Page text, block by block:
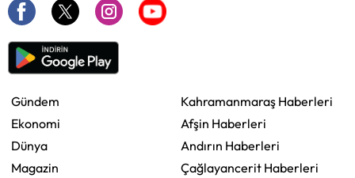
Gündem
Ekonomi
Dünya
Magazin
Kahramanmaraş Haberleri
Afşin Haberleri
Andırın Haberleri
Çağlayancerit Haberleri